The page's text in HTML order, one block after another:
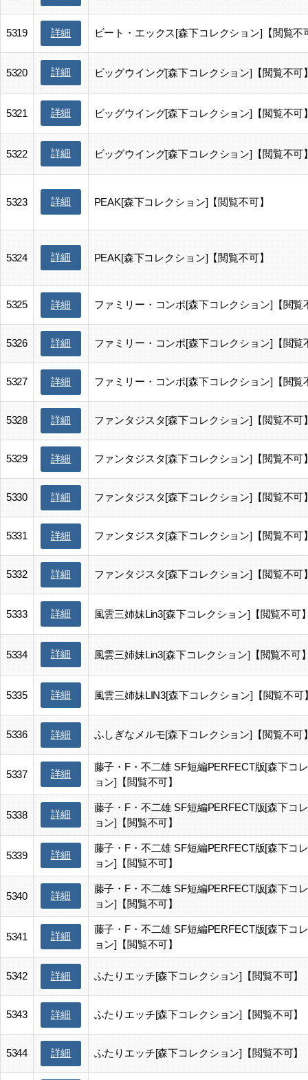
5319 詳細 ビート・エックス[森下コレクション]【閲覧不
5320 詳細 ビッグウイング[森下コレクション]【閲覧不可
5321 詳細 ビッグウイング[森下コレクション]【閲覧不可
5322 詳細 ビッグウイング[森下コレクション]【閲覧不可
5323 詳細 PEAK[森下コレクション]【閲覧不可】
5324 詳細 PEAK[森下コレクション]【閲覧不可】
5325 詳細 ファミリー・コンポ[森下コレクション]【閲覧
5326 詳細 ファミリー・コンポ[森下コレクション]【閲覧
5327 詳細 ファミリー・コンポ[森下コレクション]【閲覧
5328 詳細 ファンタジスタ[森下コレクション]【閲覧不可
5329 詳細 ファンタジスタ[森下コレクション]【閲覧不可
5330 詳細 ファンタジスタ[森下コレクション]【閲覧不可
5331 詳細 ファンタジスタ[森下コレクション]【閲覧不可
5332 詳細 ファンタジスタ[森下コレクション]【閲覧不可
5333 詳細 風雲三姉妹Lin3[森下コレクション]【閲覧不可
5334 詳細 風雲三姉妹Lin3[森下コレクション]【閲覧不可
5335 詳細 風雲三姉妹LIN3[森下コレクション]【閲覧不可
5336 詳細 ふしぎなメルモ[森下コレクション]【閲覧不可
5337 詳細
藤子・F・不二雄 SF短編PERFECT版[森下コ
ョン]【閲覧不可】
5338 詳細
藤子・F・不二雄 SF短編PERFECT版[森下コ
ョン]【閲覧不可】
5339 詳細
藤子・F・不二雄 SF短編PERFECT版[森下コ
ョン]【閲覧不可】
5340 詳細
藤子・F・不二雄 SF短編PERFECT版[森下コ
ョン]【閲覧不可】
5341 詳細
藤子・F・不二雄 SF短編PERFECT版[森下コ
ョン]【閲覧不可】
5342 詳細 ふたりエッチ[森下コレクション]【閲覧不可】
5343 詳細 ふたりエッチ[森下コレクション]【閲覧不可】
5344 詳細 ふたりエッチ[森下コレクション]【閲覧不可】